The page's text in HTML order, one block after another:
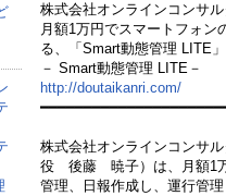
株式会社オンラインコンサル
月額1万円でスマートフォン
る、「Smart動態管理 LITE
－ Smart動態管理 LITE－
http://doutaikanri.com/
株式会社オンラインコンサ
役 後藤 暁子）は、月額1万
管理、日報作成し、運行管